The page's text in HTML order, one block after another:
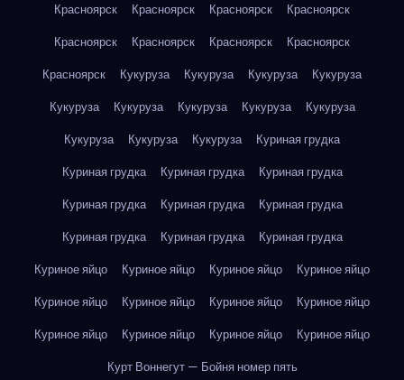
Красноярск
Красноярск Красноярск
Красноярск
Красноярск
Красноярск Красноярск
Красноярск
Красноярск
Кукуруза Кукуруза Кукуруза
Кукуруза
Кукуруза
Кукуруза Кукуруза Кукуруза
Кукуруза
Кукуруза
Кукуруза Кукуруза
Куриная грудка
Куриная грудка
Куриная грудка
Куриная грудка
Куриная грудка
Куриная грудка
Куриная грудка
Куриная грудка
Куриная грудка
Куриная грудка
Куриное яйцо
Куриное яйцо Куриное яйцо
Куриное яйцо
Куриное яйцо
Куриное яйцо Куриное яйцо
Куриное яйцо
Куриное яйцо
Куриное яйцо Куриное яйцо
Куриное яйцо
Курт Воннегут — Бойня номер пять